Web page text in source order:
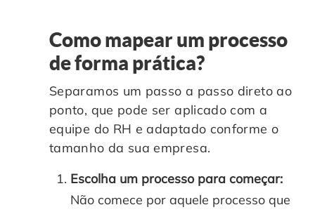
Como mapear um processo
de forma prática?
Separamos um passo a passo direto ao
ponto, que pode ser aplicado com a
equipe do RH e adaptado conforme o
tamanho da sua empresa.
Escolha um processo para começar:
Não comece por aquele processo que